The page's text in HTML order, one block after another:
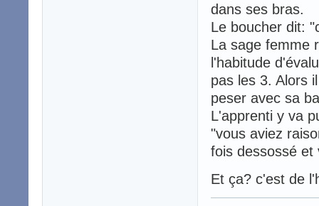
dans ses bras.
Le boucher dit:
La sage femme
l'habitude
pas les 3. Alors
peser avec sa
L'apprenti y va
"vous aviez
fois dessossé et
Et ça? c'est de